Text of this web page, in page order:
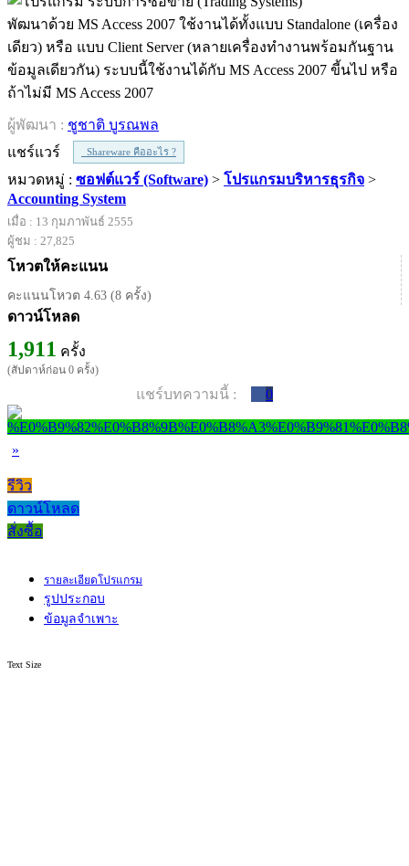
พัฒนาด้วย MS Access 2007 ใช้งานได้ทั้งแบบ Standalone (เครื่อง
เดียว) หรือ แบบ Client Server (หลายเครื่องทำงานพร้อมกันฐาน
ข้อมูลเดียวกัน) ระบบนี้ใช้งานได้กับ MS Access 2007 ขี้นไป หรือ
ถ้าไม่มี MS Access 2007
ผู้พัฒนา : ชูชาติ บูรณพล
แชร์แวร์
Shareware คืออะไร ?
หมวดหมู่ : ซอฟต์แวร์ (Software) > โปรแกรมบริหารธุรกิจ >
Accounting System
เมื่อ : 13 กุมภาพันธ์ 2555
ผู้ชม : 27,825
โหวตให้คะแนน
คะแนนโหวต 4.63 (8 ครั้ง)
ดาวน์โหลด
1,911 ครั้ง
(สัปดาห์ก่อน 0 ครั้ง)
แชร์บทความนี้ : 0
»
รีวิว
ดาวน์โหลด
สั่งซื้อ
รายละเอียดโปรแกรม
รูปประกอบ
ข้อมูลจำเพาะ
Text Size